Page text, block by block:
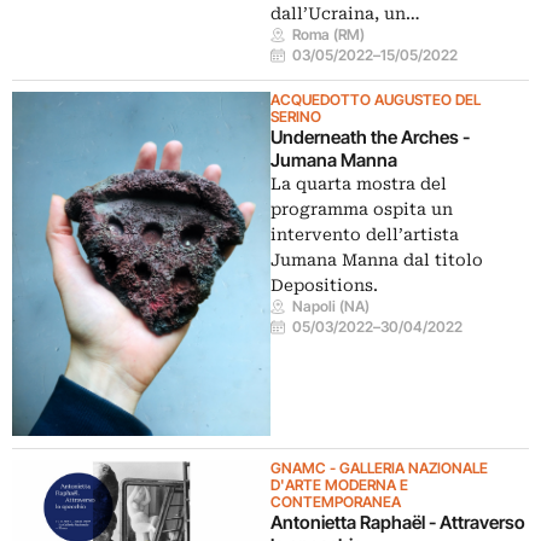
dall’Ucraina, un…
Roma (RM)
03/05/2022–15/05/2022
ACQUEDOTTO AUGUSTEO DEL
SERINO
Underneath the Arches -
Jumana Manna
La quarta mostra del
programma ospita un
intervento dell’artista
Jumana Manna dal titolo
Depositions.
Napoli (NA)
05/03/2022–30/04/2022
GNAMC - GALLERIA NAZIONALE
D'ARTE MODERNA E
CONTEMPORANEA
Antonietta Raphaël - Attraverso